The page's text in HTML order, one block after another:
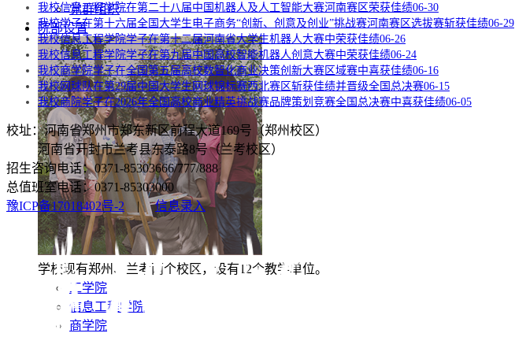
党群组织
院部设置
学校现有郑州、兰考两个校区，设有12个教学单位。
工学院
信息工程学院
商学院
我校信息工程学院在第二十八届中国机器人及人工智能大赛河南赛区荣获佳绩06-30
我校学子在第十六届全国大学生电子商务“创新、创意及创业”挑战赛河南赛区选拔赛斩获佳绩06-29
我校信息工程学院学子在第十二届河南省大学生机器人大赛中荣获佳绩06-26
我校信息工程学院学子在第九届中国高校智能机器人创意大赛中荣获佳绩06-24
我校商学院学子在全国第五届高校数智化商业决策创新大赛区域赛中喜获佳绩06-16
我校网球队在第29届中国大学生网球锦标赛西北赛区斩获佳绩并晋级全国总决赛06-15
我校商院学子在2026年全国高校商业精英挑战赛品牌策划竞赛全国总决赛中喜获佳绩06-05
校址：河南省郑州市郑东新区前程大道169号（郑州校区）
河南省开封市兰考县东泰路8号（兰考校区）
招生咨询电话：0371-85303666/777/888
总值班室电话：0371-85303000
豫ICP备17018402号-2|信息录入